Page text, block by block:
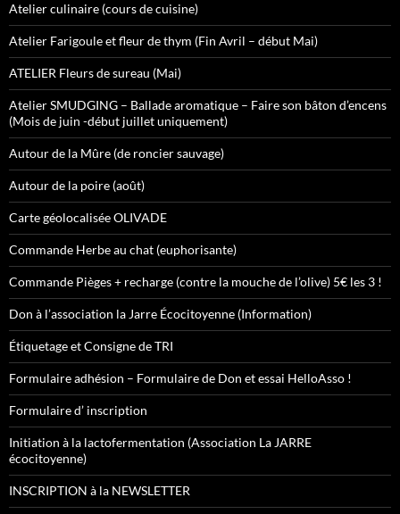
Atelier culinaire (cours de cuisine)
Atelier Farigoule et fleur de thym (Fin Avril – début Mai)
ATELIER Fleurs de sureau (Mai)
Atelier SMUDGING – Ballade aromatique – Faire son bâton d’encens
(Mois de juin -début juillet uniquement)
Autour de la Mûre (de roncier sauvage)
Autour de la poire (août)
Carte géolocalisée OLIVADE
Commande Herbe au chat (euphorisante)
Commande Pièges + recharge (contre la mouche de l’olive) 5€ les 3 !
Don à l’association la Jarre Écocitoyenne (Information)
Étiquetage et Consigne de TRI
Formulaire adhésion – Formulaire de Don et essai HelloAsso !
Formulaire d’ inscription
Initiation à la lactofermentation (Association La JARRE
écocitoyenne)
INSCRIPTION à la NEWSLETTER